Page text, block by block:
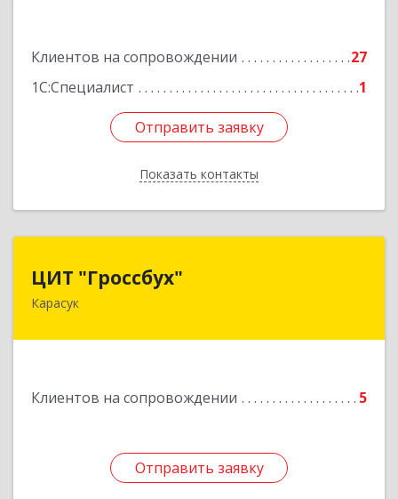
Клиентов на сопровождении
27
1С:Специалист
1
Отправить заявку
Показать контакты
Отправить заявку
Назад
ЦИТ "Гроссбух"
Карасук
Клиентов на сопровождении 5
Отправить заявку
632861, Новосибирская обл, Карасукский р-н,
Отправить заявку